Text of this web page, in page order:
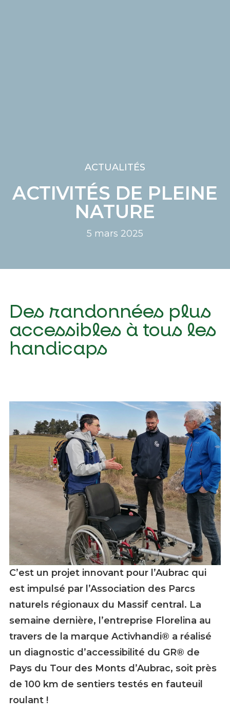
ACTUALITÉS
ACTIVITÉS DE PLEINE
NATURE
5 mars 2025
Des randonnées plus
accessibles à tous les
handicaps
Etude d'accessibilité du Tour des Monts
d'Aubrac - Activ'handi - PNR Aubrac
C’est un projet innovant pour l’Aubrac qui
est impulsé par l’Association des Parcs
naturels régionaux du Massif central. La
semaine dernière, l’entreprise Florelina au
travers de la marque Activhandi® a réalisé
un diagnostic d’accessibilité du GR® de
Pays du Tour des Monts d’Aubrac, soit près
de 100 km de sentiers testés en fauteuil
roulant !